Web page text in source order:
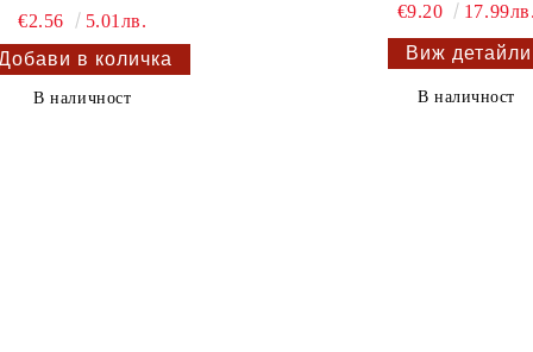
€2.56
5.01лв.
В наличност
€9.20
17.99лв.
Виж детайли
В наличност